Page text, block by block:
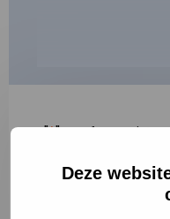
Deze
"*" geeft vereiste